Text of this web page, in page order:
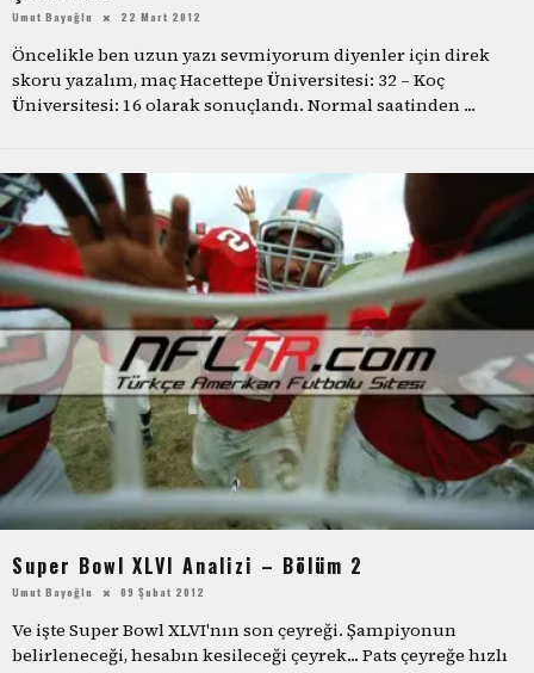
Umut Bayoğlu 22 Mart 2012
Öncelikle ben uzun yazı sevmiyorum diyenler için direk
skoru yazalım, maç Hacettepe Üniversitesi: 32 – Koç
Üniversitesi: 16 olarak sonuçlandı. Normal saatinden ...
Super Bowl XLVI Analizi – Bölüm 2
Umut Bayoğlu 09 Şubat 2012
Ve işte Super Bowl XLVI'nın son çeyreği. Şampiyonun
belirleneceği, hesabın kesileceği çeyrek... Pats çeyreğe hızlı